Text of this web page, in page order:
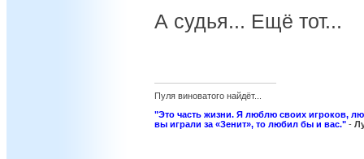
А судья... Ещё тот...
Пуля виноватого найдёт...
"Это часть жизни. Я люблю своих игроков,
вы играли за «Зенит», то любил бы и вас." -